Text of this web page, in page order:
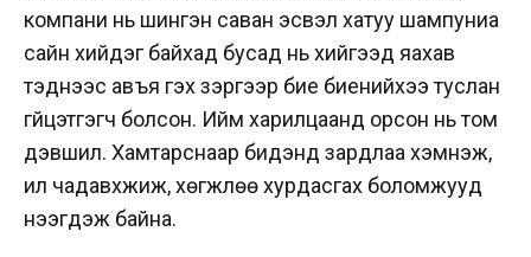
компани нь шингэн саван эсвэл хатуу шампуниа
сайн хийдэг байхад бусад нь хийгээд яахав
тэднээс авъя гэх зэргээр бие биенийхээ туслан
гүйцэтгэгч болсон. Ийм харилцаанд орсон нь том
дэвшил. Хамтарснаар бидэнд зардлаа хэмнэж,
илүү чадавхжиж, хөгжлөө хурдасгах боломжууд
нээгдэж байна.